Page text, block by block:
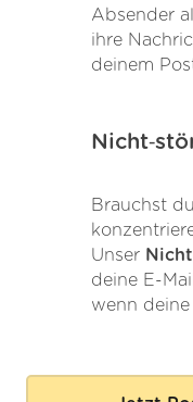
Absender
ihre
deinem
Brauchst
Unser
deine E-
wenn